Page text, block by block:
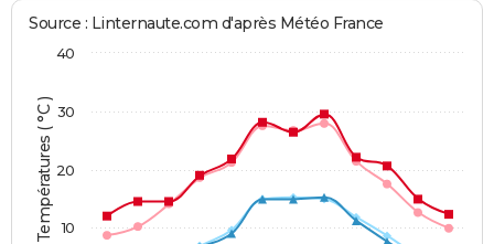
Températures ( °C )
Source : Linternaute.com d'après Météo France
10
20
30
40